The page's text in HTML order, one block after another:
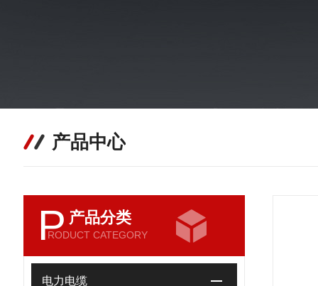
产品中心
P 产品分类
RODUCT CATEGORY
电力电缆